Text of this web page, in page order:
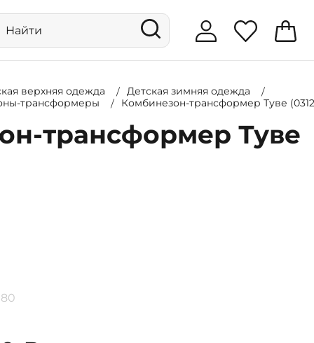
верхняя одежда
Детская зимняя одежда
трансформеры
Комбинезон-трансформер Туве
трансформер Туве
80